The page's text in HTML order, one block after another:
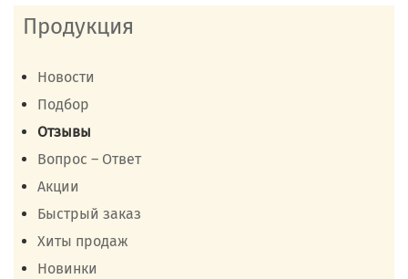
Продукция
Новости
Подбор
Отзывы
Вопрос – Ответ
Акции
Быстрый заказ
Хиты продаж
Новинки